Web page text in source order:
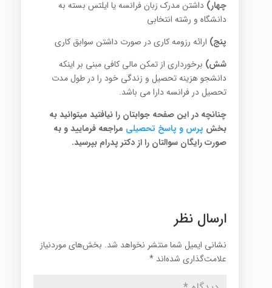
چهار) داشتن مدرک زبان فرانسه یا ایلتس بسته به
دانشگاه و رشته انتخابی
پنج) ارائه رزومه کاری در صورت داشتن سوابق کاری
شش) برخورداری از تمکن مالی کافی مبنی بر اینکه
دانشجو هزینه تحصیل و زندگی خود را در طول مدت
تحصیل در فرانسه دارا می باشد.
چنانچه در این صفحه جوابتان را نیافتید میتوانید به
بخش پرس و پاسخ تحصیلی مراجعه فرمایید و به
صورت رایگان سوالتان را از دکتر پدرام بپرسید.
ارسال نظر
نشانی ایمیل شما منتشر نخواهد شد. بخش‌های موردنیاز
علامت‌گذاری شده‌اند *